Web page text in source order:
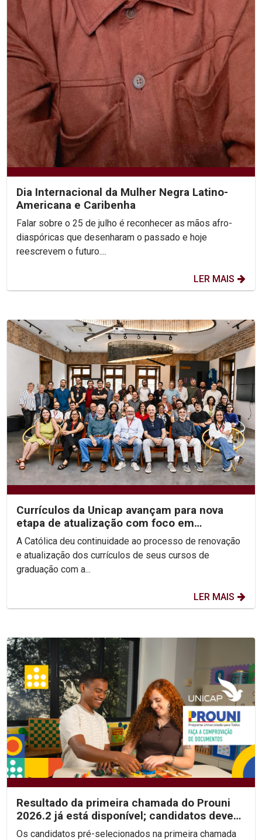
Dia Internacional da Mulher Negra Latino-
Americana e Caribenha
Falar sobre o 25 de julho é reconhecer as mãos afro-
diaspóricas que desenharam o passado e hoje
reescrevem o futuro....
LER MAIS
Currículos da Unicap avançam para nova
etapa de atualização com foco em
competências e habilidades
A Católica deu continuidade ao processo de renovação
e atualização dos currículos de seus cursos de
graduação com a...
LER MAIS
Resultado da primeira chamada do Prouni
2026.2 já está disponível; candidatos devem
enviar...
Os candidatos pré-selecionados na primeira chamada